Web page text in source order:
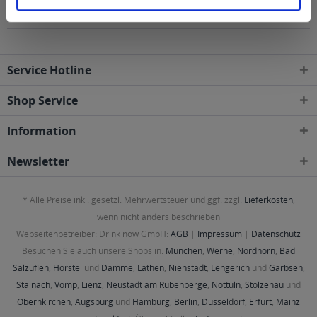
geliefert
Service Hotline
Shop Service
Information
Newsletter
* Alle Preise inkl. gesetzl. Mehrwertsteuer und ggf. zzgl. Lieferkosten,
wenn nicht anders beschrieben
Webseitenbetreiber: Drink now GmbH: AGB | Impressum | Datenschutz
Besuchen Sie auch unsere Shops in: München, Werne, Nordhorn, Bad
Salzuflen, Hörstel und Damme, Lathen, Nienstädt, Lengerichund Garbsen,
Stainach, Vomp, Lienz, Neustadt am Rübenberge, Nottuln, Stolzenau und
Obernkirchen, Augsburg und Hamburg, Berlin, Düsseldorf, Erfurt, Mainz